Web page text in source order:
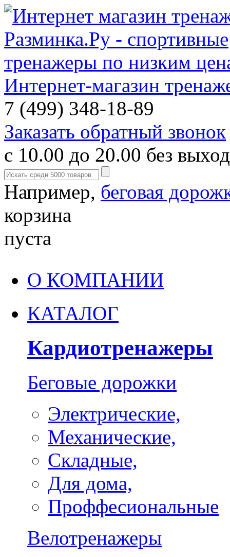
Интернет-магазин
7 (499) 348-18-89
Заказать обратный звонок
с 10.00 до 20.00 без
Например, беговая
корзина
пуста
О КОМПАНИИ
КАТАЛОГ
Кардиотренажеры
Беговые дорожки
Электрические,
Механические,
Складные,
Для дома,
Проффесиональные
Велотренажеры